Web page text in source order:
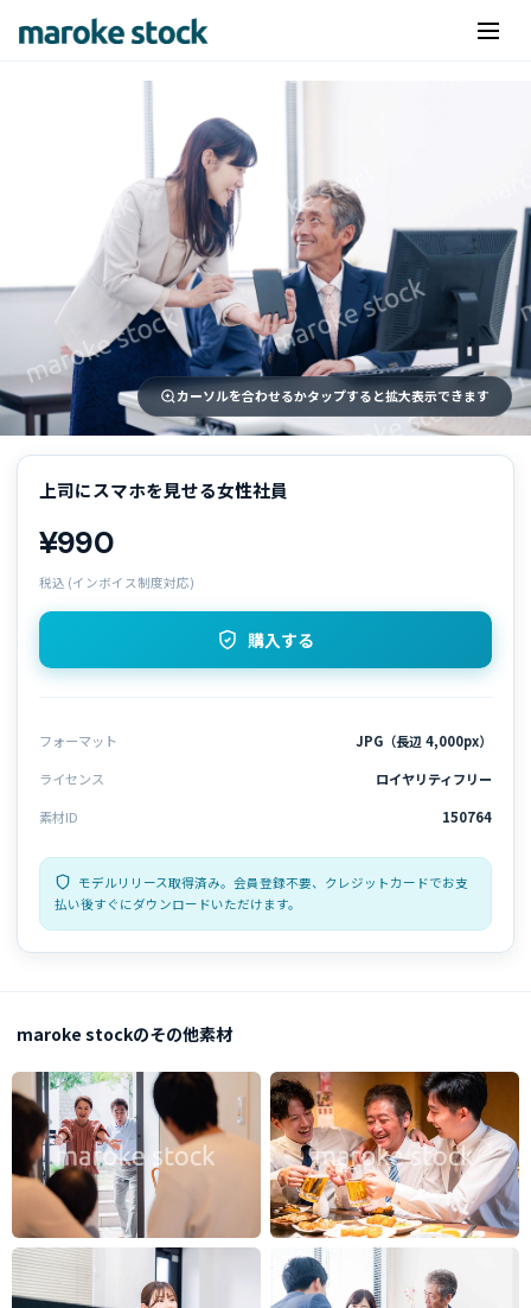
カーソルを合わせるかタップすると拡大表示できます
上司にスマホを見せる女性社員
¥990
税込 (インボイス制度対応)
購入する
フォーマット
JPG（長辺 4,000px）
ライセンス
ロイヤリティフリー
素材ID
150764
モデルリリース取得済み。会員登録不要、クレジットカードでお支
払い後すぐにダウンロードいただけます。
maroke stockのその他素材